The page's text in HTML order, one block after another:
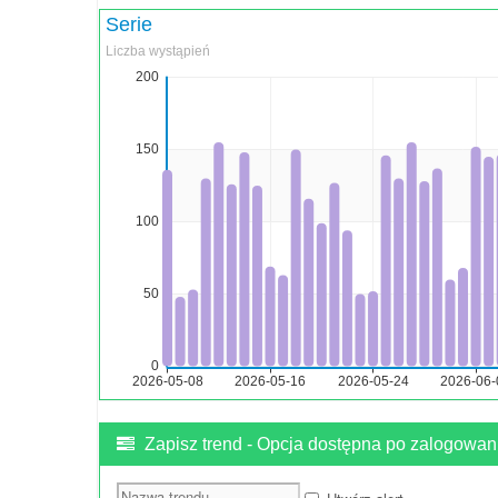
Zapisz trend - Opcja dostępna po
Nazwa